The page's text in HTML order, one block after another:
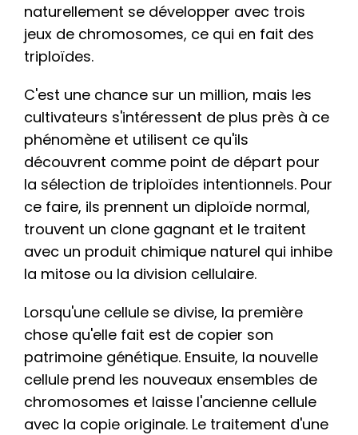
naturellement se développer avec trois
jeux de chromosomes, ce qui en fait des
triploïdes.
C'est une chance sur un million, mais les
cultivateurs s'intéressent de plus près à ce
phénomène et utilisent ce qu'ils
découvrent comme point de départ pour
la sélection de triploïdes intentionnels. Pour
ce faire, ils prennent un diploïde normal,
trouvent un clone gagnant et le traitent
avec un produit chimique naturel qui inhibe
la mitose ou la division cellulaire.
Lorsqu'une cellule se divise, la première
chose qu'elle fait est de copier son
patrimoine génétique. Ensuite, la nouvelle
cellule prend les nouveaux ensembles de
chromosomes et laisse l'ancienne cellule
avec la copie originale. Le traitement d'une